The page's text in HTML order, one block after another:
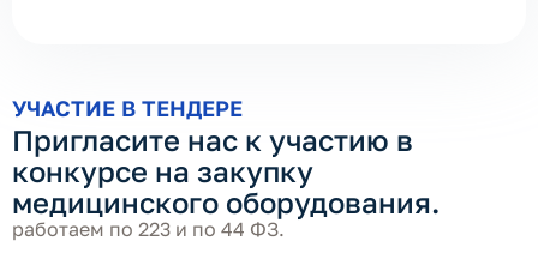
УЧАСТИЕ В ТЕНДЕРЕ
Пригласите нас к участию в
конкурсе на закупку
медицинского оборудования.
работаем по 223 и по 44 ФЗ.